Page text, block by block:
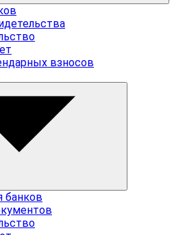
взносов
банков